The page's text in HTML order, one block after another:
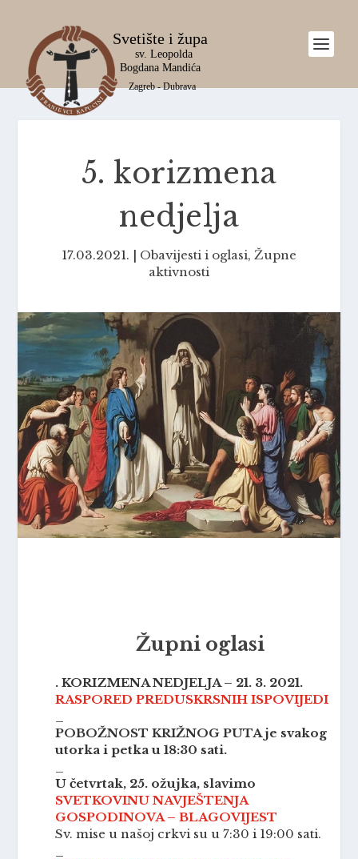
5. korizmena
nedjelja
17.03.2021. | Obavijesti i oglasi, Župne
aktivnosti
Župni oglasi
. KORIZMENA NEDJELJA – 21. 3. 2021.
RASPORED PREDUSKRSNIH ISPOVIJEDI
POBOŽNOST KRIŽNOG PUTA je svakog
utorka i petka u 18:30 sati.
U četvrtak, 25. ožujka, slavimo
SVETKOVINU NAVJEŠTENJA
GOSPODINOVA – BLAGOVIJEST
Sv. mise u našoj crkvi su u 7:30 i 19:00 sati.